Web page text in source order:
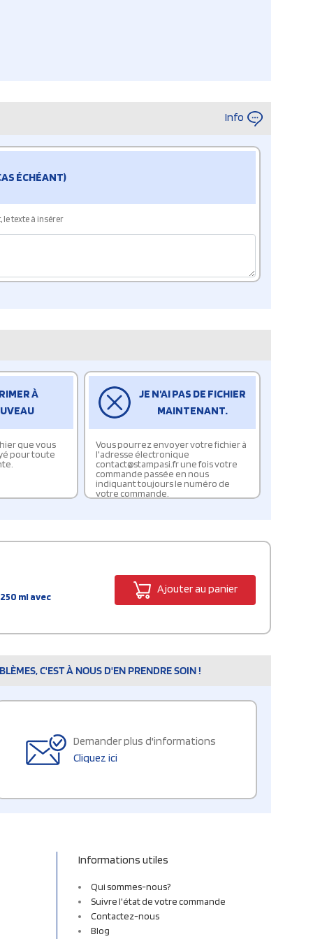
Info
ÉCHÉANT)
texte à insérer
À
que vous
pour toute
JE N'AI PAS DE FICHIER
MAINTENANT.
Vous pourrez envoyer votre fichier à
l'adresse électronique
contact@stampasi.fr une fois votre
commande passée en nous
indiquant toujours le numéro de
votre commande.
ml avec
Ajouter au panier
C'EST À NOUS D'EN PRENDRE SOIN !
Demander plus d'informations
Cliquez ici
Informations utiles
Qui sommes-nous?
Suivre l'état de votre commande
Contactez-nous
Blog